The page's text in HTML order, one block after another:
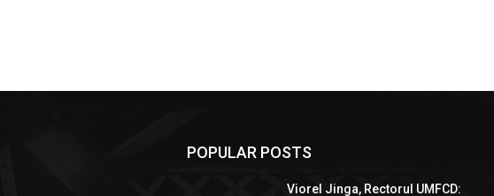
POPULAR POSTS
Viorel Jinga, Rectorul UMFCD: